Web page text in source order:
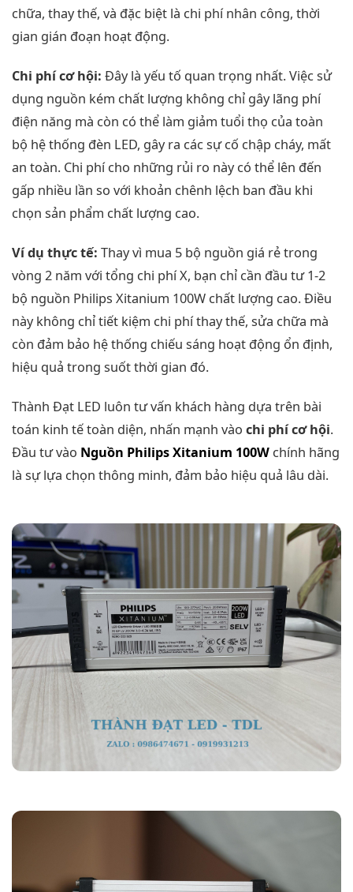
chữa, thay thế, và đặc biệt là chi phí nhân công, thời
gian gián đoạn hoạt động.
Chi phí cơ hội: Đây là yếu tố quan trọng nhất. Việc sử
dụng nguồn kém chất lượng không chỉ gây lãng phí
điện năng mà còn có thể làm giảm tuổi thọ của toàn
bộ hệ thống đèn LED, gây ra các sự cố chập cháy, mất
an toàn. Chi phí cho những rủi ro này có thể lên đến
gấp nhiều lần so với khoản chênh lệch ban đầu khi
chọn sản phẩm chất lượng cao.
Ví dụ thực tế: Thay vì mua 5 bộ nguồn giá rẻ trong
vòng 2 năm với tổng chi phí X, bạn chỉ cần đầu tư 1-2
bộ nguồn Philips Xitanium 100W chất lượng cao. Điều
này không chỉ tiết kiệm chi phí thay thế, sửa chữa mà
còn đảm bảo hệ thống chiếu sáng hoạt động ổn định,
hiệu quả trong suốt thời gian đó.
Thành Đạt LED luôn tư vấn khách hàng dựa trên bài
toán kinh tế toàn diện, nhấn mạnh vào chi phí cơ hội.
Đầu tư vào Nguồn Philips Xitanium 100W chính hãng
là sự lựa chọn thông minh, đảm bảo hiệu quả lâu dài.